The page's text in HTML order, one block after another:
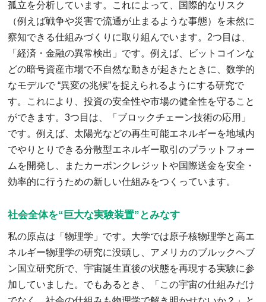
孤立を分析しています。これによって、国際的なリスク
（例えば戦争や災害で流通が止まるような事態）を未然に
察知できる仕組みづくりに取り組んでいます。2つ目は、
「経済・金融の異常検出」です。例えば、ビットコインな
どの暗号資産市場で不自然な動きが起きたときに、数学的
なモデルで “異変の兆候”を捉えられるようにする研究で
す。これにより、投資の安全性や市場の健全性を守ること
ができます。3つ目は、「ブロックチェーン技術の応用」
です。例えば、太陽光などの再生可能エネルギーを地域内
でやりとりできる分散型エネルギー取引のプラットフォー
ムを開発し、またカーボンクレジットや国際送金を安全・
効率的に行うための新しい仕組みをつくっています。
社会全体を“巨大な実験装置”とみなす
私の原点は「物理学」です。大学では原子核物理学と高エ
ネルギー物理学の研究に没頭し、アメリカのブルックヘブ
ン国立研究所で、宇宙誕生直後の状態を再現する実験に参
加していました。でもあるとき、「この宇宙の仕組みだけ